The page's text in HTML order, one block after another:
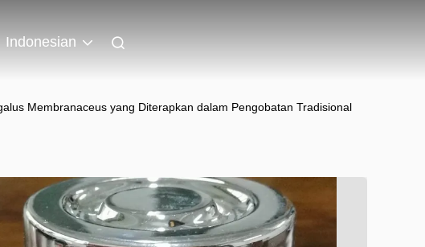
Indonesian
Membranaceus yang Diterapkan dalam Pengobatan Tradisional